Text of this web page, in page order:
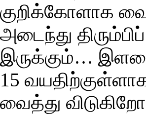
குறிக்கோளாக
அடைந்து
இருக்கும்…
15
வைத்து